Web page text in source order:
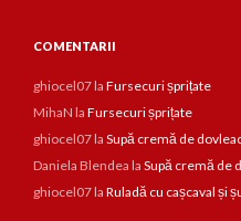
COMENTARII
ghiocel07la Fursecuri șprițate
MihaN la Fursecuri șprițate
ghiocel07la Supă cremă de
Daniela Blendea la Supă cremă de
ghiocel07la Ruladă cu cașcaval și